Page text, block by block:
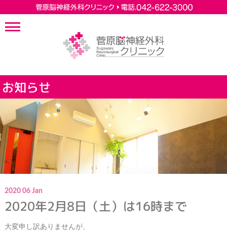
お知らせ
2020 06 Jan
2020年2月8日（土）は16時まで
大変申し訳ありませんが、